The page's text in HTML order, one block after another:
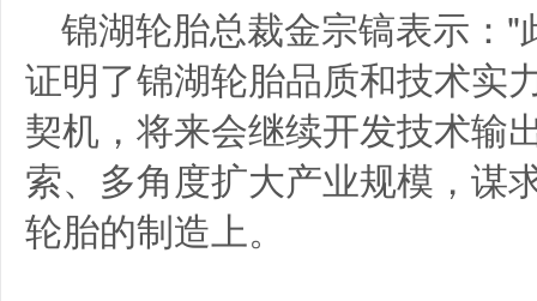
锦湖轮胎总裁金宗镐表示：
证明了锦湖轮胎品质和技术实
契机，将来会继续开发技术输
索、多角度扩大产业规模，谋
轮胎的制造上。